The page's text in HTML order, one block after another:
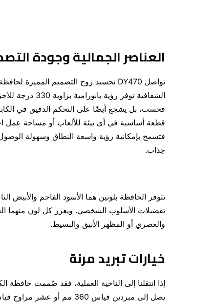
العناصر الجمالية وجودة
الشفافية توفر
فحسب، بل يشجع أيضًا على التحكم الدقيق في
فتسمح بإمكانية رؤية واسعة النطاق وسهولة
جذاب.
تتوفر الحافظة بلونين هما الأسود الفاحم والأبيض
تفضيلات الأسلوب الشخصي. ويعزز كل لون منهما
والعصري أو المظهر الأنيق والبسيط.
خيارات تبريد مرنة